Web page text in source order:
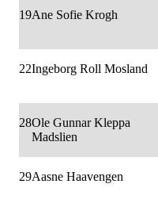
19Ane Sofie Krogh
22Ingeborg Roll Mosland
28Ole Gunnar Kleppa
Madslien
29Aasne Haavengen